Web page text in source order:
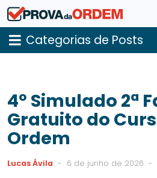
Categorias de Posts
4º Simulado 2ª
Gratuito do
Ordem
Lucas Ávila - 6 de junho de 2026 -